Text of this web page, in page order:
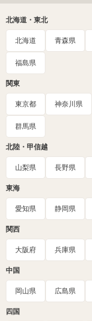
北海道・東北
北海道 青森県
福島県
関東
東京都 神奈川県
群馬県
北陸・甲信越
山梨県 長野県
東海
愛知県 静岡県
関西
大阪府 兵庫県
中国
岡山県 広島県
四国